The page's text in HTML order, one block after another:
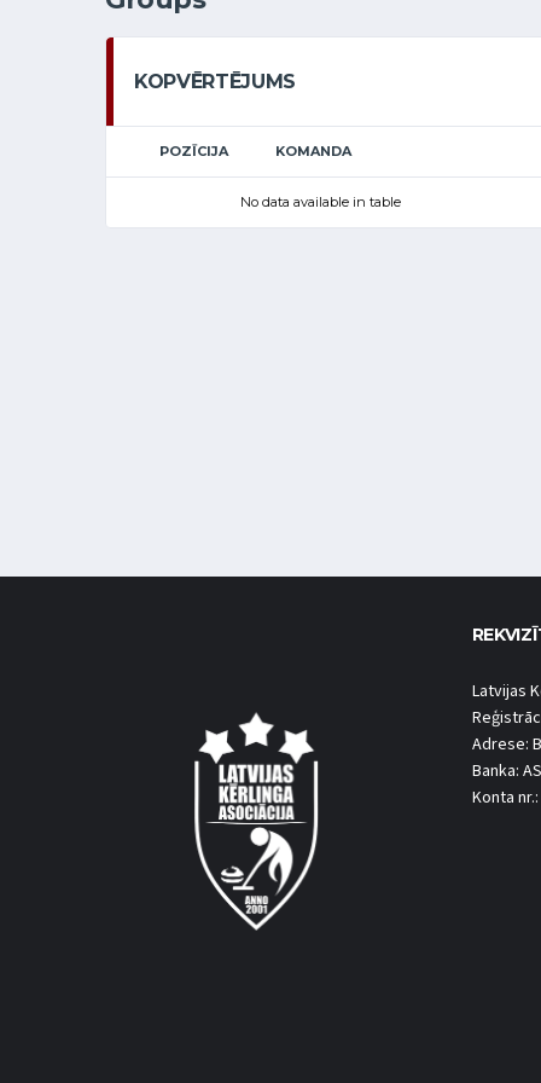
KOPVĒRTĒJUMS
POZĪCIJA KOMANDA
No data available in table
Latvijas
Adrese:
Banka:
Konta